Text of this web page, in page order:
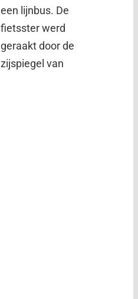
een lijnbus. De
fietsster werd
geraakt door de
zijspiegel van